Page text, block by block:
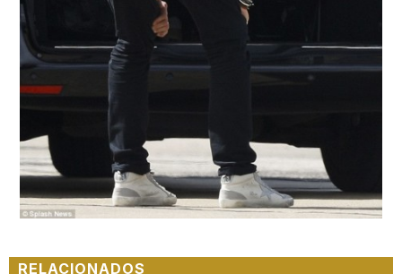
RELACIONADOS